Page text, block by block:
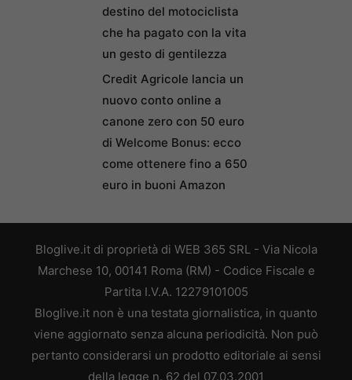
destino del motociclista
che ha pagato con la vita
un gesto di gentilezza
Credit Agricole lancia un
nuovo conto online a
canone zero con 50 euro
di Welcome Bonus: ecco
come ottenere fino a 650
euro in buoni Amazon
Bloglive.it di proprietà di WEB 365 SRL - Via Nicola
Marchese 10, 00141 Roma (RM) - Codice Fiscale e
Partita I.V.A. 12279101005
Bloglive.it non è una testata giornalistica, in quanto
viene aggiornato senza alcuna periodicità. Non può
pertanto considerarsi un prodotto editoriale ai sensi
della legge n. 62 del 07.03.2001